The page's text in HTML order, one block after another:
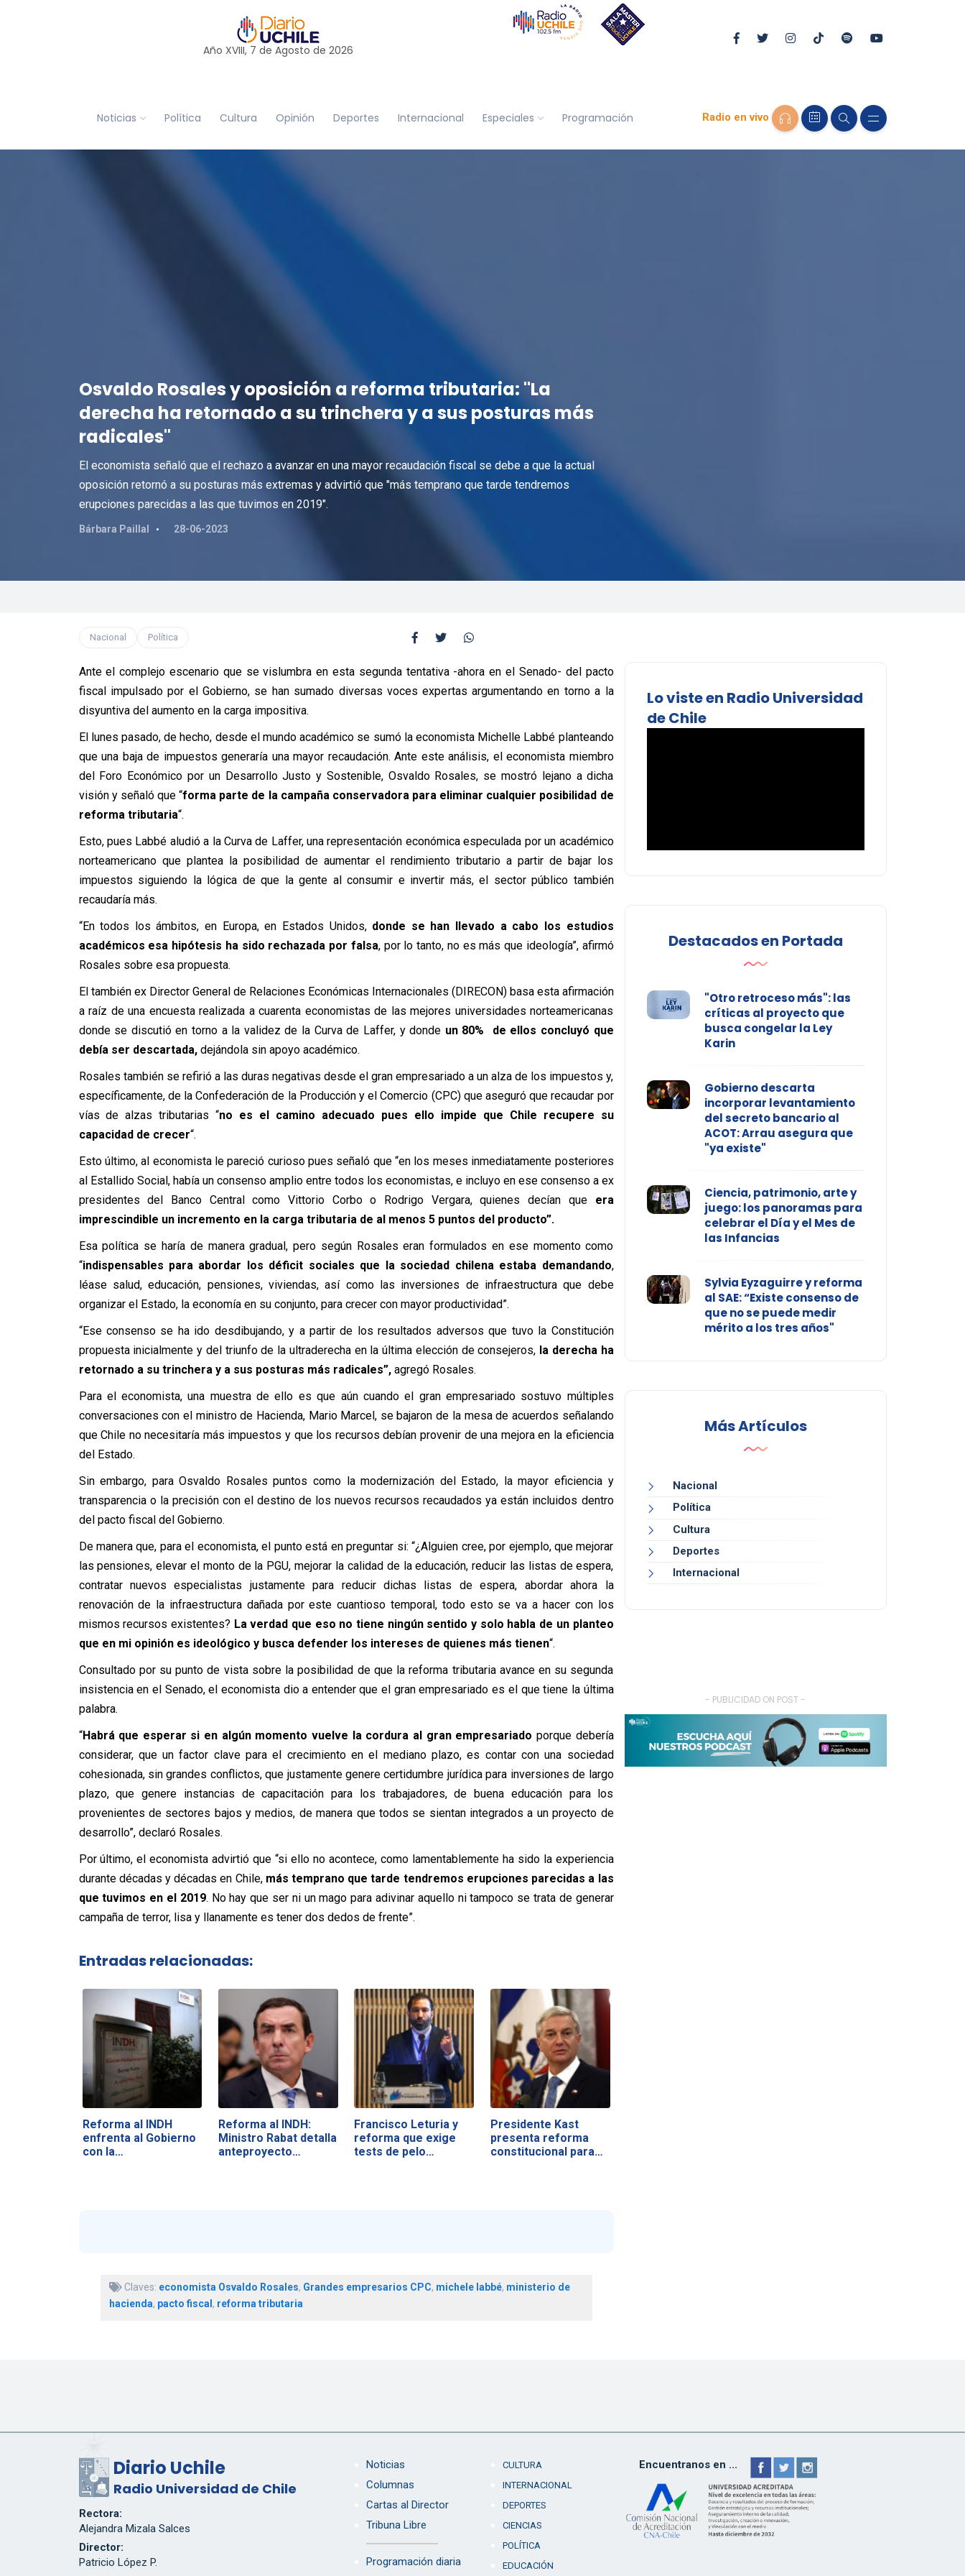
Año XVIII, 7 de Agosto de 2026
Noticias Política Cultura Opinión Deportes Internacional Especiales Programación Radio en vivo
Osvaldo Rosales y oposición a reforma tributaria: "La
derecha ha retornado a su trinchera y a sus posturas más
radicales"
El economista señaló que el rechazo a avanzar en una mayor recaudación fiscal se debe a que la actual
oposición retornó a su posturas más extremas y advirtió que "más temprano que tarde tendremos
erupciones parecidas a las que tuvimos en 2019".
Bárbara Paillal 28-06-2023
Nacional Política
Ante el complejo escenario que se vislumbra en esta segunda tentativa -ahora en el Senado- del pacto
fiscal impulsado por el Gobierno, se han sumado diversas voces expertas argumentando en torno a la
disyuntiva del aumento en la carga impositiva.
El lunes pasado, de hecho, desde el mundo académico se sumó la economista Michelle Labbé planteando
que una baja de impuestos generaría una mayor recaudación. Ante este análisis, el economista miembro
del Foro Económico por un Desarrollo Justo y Sostenible, Osvaldo Rosales, se mostró lejano a dicha
visión y señaló que “forma parte de la campaña conservadora para eliminar cualquier posibilidad de
reforma tributaria“.
Esto, pues Labbé aludió a la Curva de Laffer, una representación económica especulada por un académico
norteamericano que plantea la posibilidad de aumentar el rendimiento tributario a partir de bajar los
impuestos siguiendo la lógica de que la gente al consumir e invertir más, el sector público también
recaudaría más.
“En todos los ámbitos, en Europa, en Estados Unidos, donde se han llevado a cabo los estudios
académicos esa hipótesis ha sido rechazada por falsa, por lo tanto, no es más que ideología”, afirmó
Rosales sobre esa propuesta.
El también ex Director General de Relaciones Económicas Internacionales (DIRECON) basa esta afirmación
a raíz de una encuesta realizada a cuarenta economistas de las mejores universidades norteamericanas
donde se discutió en torno a la validez de la Curva de Laffer, y donde un 80% de ellos concluyó que
debía ser descartada, dejándola sin apoyo académico.
Rosales también se refirió a las duras negativas desde el gran empresariado a un alza de los impuestos y,
específicamente, de la Confederación de la Producción y el Comercio (CPC) que aseguró que recaudar por
vías de alzas tributarias “no es el camino adecuado pues ello impide que Chile recupere su
capacidad de crecer“.
Esto último, al economista le pareció curioso pues señaló que “en los meses inmediatamente posteriores
al Estallido Social, había un consenso amplio entre todos los economistas, e incluyo en ese consenso a ex
presidentes del Banco Central como Vittorio Corbo o Rodrigo Vergara, quienes decían que era
imprescindible un incremento en la carga tributaria de al menos 5 puntos del producto”.
Esa política se haría de manera gradual, pero según Rosales eran formulados en ese momento como
“indispensables para abordar los déficit sociales que la sociedad chilena estaba demandando,
léase salud, educación, pensiones, viviendas, así como las inversiones de infraestructura que debe
organizar el Estado, la economía en su conjunto, para crecer con mayor productividad”.
“Ese consenso se ha ido desdibujando, y a partir de los resultados adversos que tuvo la Constitución
propuesta inicialmente y del triunfo de la ultraderecha en la última elección de consejeros, la derecha ha
retornado a su trinchera y a sus posturas más radicales”, agregó Rosales.
Para el economista, una muestra de ello es que aún cuando el gran empresariado sostuvo múltiples
conversaciones con el ministro de Hacienda, Mario Marcel, se bajaron de la mesa de acuerdos señalando
que Chile no necesitaría más impuestos y que los recursos debían provenir de una mejora en la eficiencia
del Estado.
Sin embargo, para Osvaldo Rosales puntos como la modernización del Estado, la mayor eficiencia y
transparencia o la precisión con el destino de los nuevos recursos recaudados ya están incluidos dentro
del pacto fiscal del Gobierno.
De manera que, para el economista, el punto está en preguntar si: “¿Alguien cree, por ejemplo, que mejorar
las pensiones, elevar el monto de la PGU, mejorar la calidad de la educación, reducir las listas de espera,
contratar nuevos especialistas justamente para reducir dichas listas de espera, abordar ahora la
renovación de la infraestructura dañada por este cuantioso temporal, todo esto se va a hacer con los
mismos recursos existentes? La verdad que eso no tiene ningún sentido y solo habla de un planteo
que en mi opinión es ideológico y busca defender los intereses de quienes más tienen“.
Consultado por su punto de vista sobre la posibilidad de que la reforma tributaria avance en su segunda
insistencia en el Senado, el economista dio a entender que el gran empresariado es el que tiene la última
palabra.
“Habrá que esperar si en algún momento vuelve la cordura al gran empresariado porque debería
considerar, que un factor clave para el crecimiento en el mediano plazo, es contar con una sociedad
cohesionada, sin grandes conflictos, que justamente genere certidumbre jurídica para inversiones de largo
plazo, que genere instancias de capacitación para los trabajadores, de buena educación para los
provenientes de sectores bajos y medios, de manera que todos se sientan integrados a un proyecto de
desarrollo”, declaró Rosales.
Por último, el economista advirtió que “si ello no acontece, como lamentablemente ha sido la experiencia
durante décadas y décadas en Chile,más temprano que tarde tendremos erupciones parecidas a las
que tuvimos en el 2019. No hay que ser ni un mago para adivinar aquello ni tampoco se trata de generar
campaña de terror, lisa y llanamente es tener dos dedos de frente”.
Entradas relacionadas:
Reforma al INDH
enfrenta al Gobierno
con la…
Reforma al INDH:
Ministro Rabat detalla
anteproyecto…
Francisco Leturia y
reforma que exige
tests de pelo…
Presidente Kast
presenta reforma
constitucional para…
Claves: economista Osvaldo Rosales, Grandes empresarios CPC, michele labbé, ministerio de
hacienda, pacto fiscal , reforma tributaria
Lo viste en Radio Universidad
de Chile
Destacados en Portada
"Otro retroceso más": las
críticas al proyecto que
busca congelar la Ley
Karin
Gobierno descarta
incorporar levantamiento
del secreto bancario al
ACOT: Arrau asegura que
"ya existe"
Ciencia, patrimonio, arte y
juego: los panoramas para
celebrar el Día y el Mes de
las Infancias
Sylvia Eyzaguirre y reforma
al SAE: “Existe consenso de
que no se puede medir
mérito a los tres años"
Más Artículos
Nacional
Política
Cultura
Deportes
Internacional
- PUBLICIDAD ON POST -
Diario Uchile
Radio Universidad de Chile
Rectora:
Alejandra Mizala Salces
Director:
Patricio López P.
Noticias
Columnas
Cartas al Director
Tribuna Libre
Programación diaria
CULTURA
INTERNACIONAL
DEPORTES
CIENCIAS
POLÍTICA
EDUCACIÓN
Encuentranos en ...